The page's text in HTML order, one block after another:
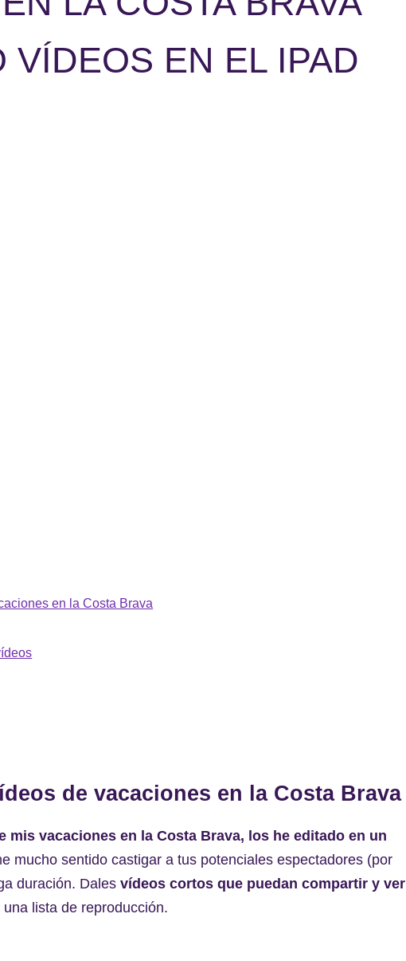
VÍDEOS EN EL IPAD
en la Costa Brava
de vacaciones en la Costa Brava
mis vacaciones en la Costa Brava, los he editado en un
mucho sentido castigar a tus potenciales espectadores (por
duración. Dales vídeos cortos que puedan compartir y ver
lista de reproducción.